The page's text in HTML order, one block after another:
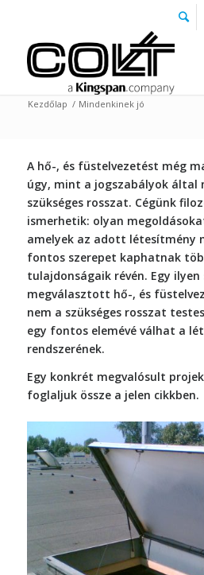
Kezdőlap / Mindenkinek jó
A hő-, és füstelvezetést még
úgy, mint a jogszabályok által
szükséges rosszat. Cégünk
ismerhetik: olyan
amelyek az adott létesítmény
fontos szerepet kaphatnak
tulajdonságaik révén. Egy ilyen
megválasztott hő-, és
nem a szükséges rosszat
egy fontos elemévé válhat a
rendszerének.
Egy konkrét megvalósult
foglaljuk össze a jelen cikkben.